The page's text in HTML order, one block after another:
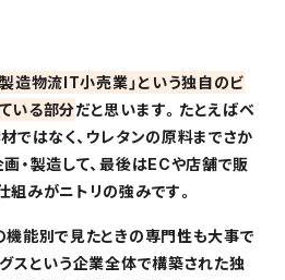
造物流IT小売業」という独自のビ
いる部分だと思います。たとえばベ
ではなく、ウレタンの原料までさか
・製造して、最後はECや店舗で販
みがニトリの強みです。
機能別で見たときの専門性も大事で
スという企業全体で構築された独